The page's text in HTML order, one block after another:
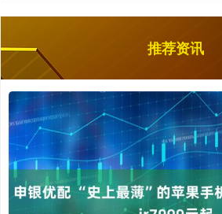
推荐资讯